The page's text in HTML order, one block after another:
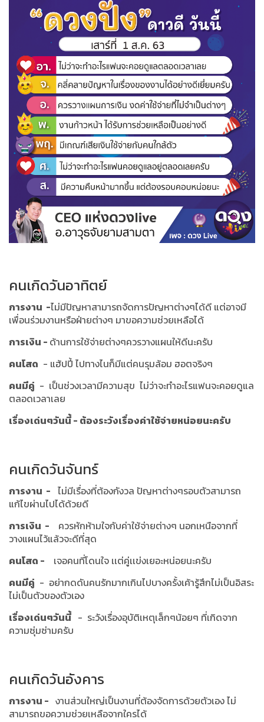
คนเกิดวันอาทิตย์
การงาน -ไม่มีปัญหาสามารถจัดการปัญหาต่างๆได้ดี แต่อาจมี
เพื่อนร่วมงานหรือฝ่ายต่างๆ มาขอความช่วยเหลือได้
การเงิน - ด้านการใช้จ่ายต่างๆควรวางแผนให้ดีนะครับ
คนโสด - แฮ้ปปี้ ไปทางไนก็มีแต่คนรุมล้อม ฮอตจริงๆ
คนมีคู่ - เป็นช่วงเวลามีความสุข ไม่ว่าจะทำอะไรแฟนจะคอยดูแล
ตลอดเวลาเลย
เรื่องเด่นๆวันนี้ - ต้องระวังเรื่องค่าใช้จ่ายหน่อยนะครับ
คนเกิดวันจันทร์
การงาน - ไม่มีเรื่องที่ต้องกังวล ปัญหาต่างๆรอบตัวสามารถ
แก้ไขผ่านไปได้ด้วยดี
การเงิน -
ควรหักห้ามใจกับค่าใช้จ่ายต่างๆ นอกเหนือจากที่
วางแผนไว้แล้วจะดีที่สุด
คนโสด -
เจอคนที่โดนใจ เเต่คู่เเข่งเยอะหน่อยนะครับ
คนมีคู่ - อย่ากดดันคนรักมากเกินไปบางครั้งเค้ารู้สึกไม่เป็นอิสระ
ไม่เป็นตัวของตัวเอง
เรื่องเด่นๆวันนี้ - ระวังเรื่องอุบัติเหตุเล็กๆน้อยๆ ที่เกิดจาก
ความซุ่มซ่ามครับ
คนเกิดวันอังคาร
การงาน - งานส่วนใหญ่เป็นงานที่ต้องจัดการด้วยตัวเอง ไม่
สามารถขอความช่วยเหลือจากใครได้